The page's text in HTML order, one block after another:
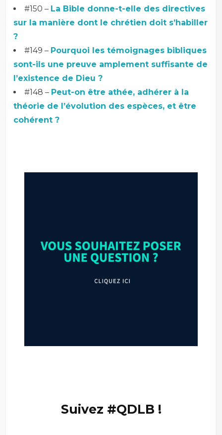
#150 – La Bible donne-t-elle des directives
sur la manière dont le chrétien doit s’habiller
?
#149 – Pourquoi les témoignages bibliques
sont-ils une preuve amplement suffisante de
l’existence de Dieu ?
#148 – Peut-on être athée, adhérer à la
théorie de l’évolution des espèces, et être
cohérent ?
Suivez #QDLB !